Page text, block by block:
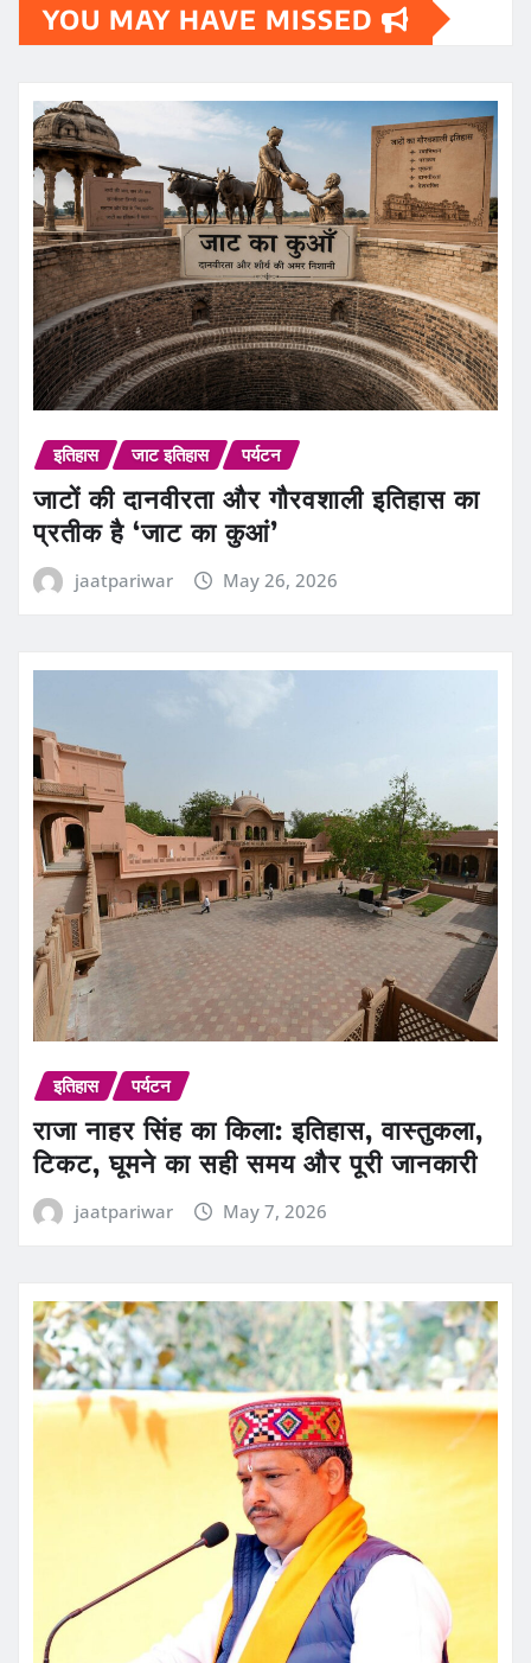
YOU MAY HAVE MISSED
इतिहास जाट इतिहास पर्यटन
जाटों की दानवीरता और गौरवशाली इतिहास का
प्रतीक है ‘जाट का कुआं’
jaatpariwar May 26, 2026
इतिहास पर्यटन
राजा नाहर सिंह का किला: इतिहास, वास्तुकला,
टिकट, घूमने का सही समय और पूरी जानकारी
jaatpariwar May 7, 2026